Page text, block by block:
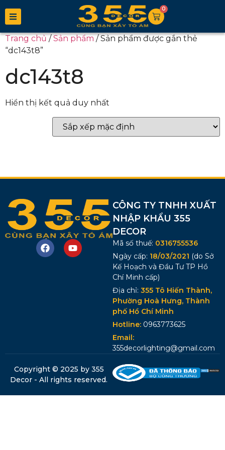
0
Trang chủ/Sản phẩm/ Sản phẩm được gắn thẻ
“dc143t8”
dc143t8
Hiển thị kết quả duy nhất
CÔNG TY TNHH XUẤT
NHẬP KHẨU 355
DECOR
Mã số thuế: 0316755536
Ngày cấp: 18/03/2021 (do Sở
Kế Hoạch và Đầu Tư TP Hồ
Chí Minh cấp)
Địa chỉ: 355 Tô Hiến Thành,
Phường Hoà Hưng, Thành
phố Hồ Chí Minh
Hotline: 0963773625
Email:
355decorlighting@gmail.com
Copyright © 2025 by 355
Decor - All rights reserved.